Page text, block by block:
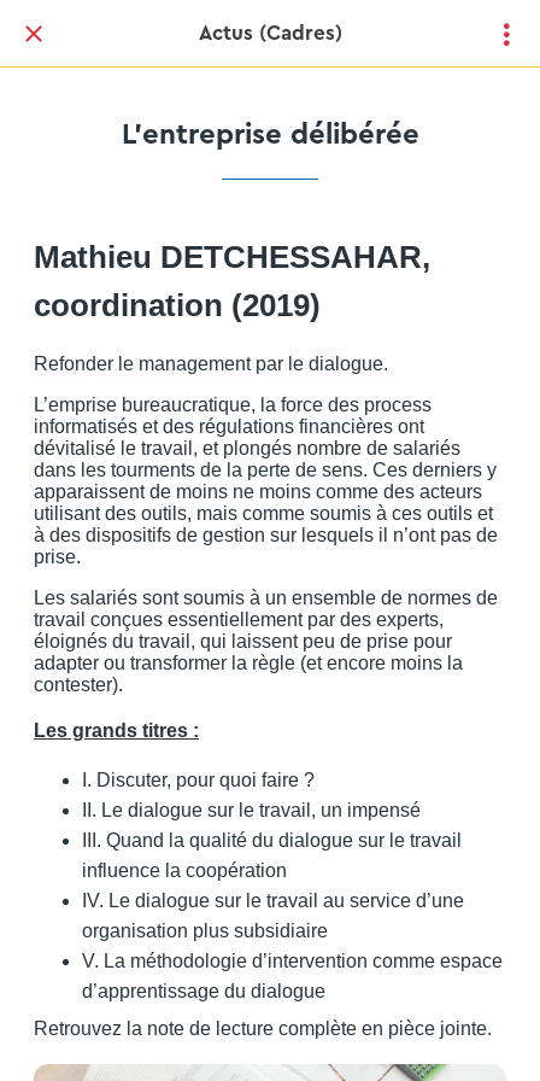
Actus (Cadres)
L’entreprise délibérée
Mathieu DETCHESSAHAR,
coordination (2019)
Refonder le management par le dialogue.
L’emprise bureaucratique, la force des process
informatisés et des régulations financières ont
dévitalisé le travail, et plongés nombre de salariés
dans les tourments de la perte de sens. Ces derniers y
apparaissent de moins ne moins comme des acteurs
utilisant des outils, mais comme soumis à ces outils et
à des dispositifs de gestion sur lesquels il n’ont pas de
prise.
Les salariés sont soumis à un ensemble de normes de
travail conçues essentiellement par des experts,
éloignés du travail, qui laissent peu de prise pour
adapter ou transformer la règle (et encore moins la
contester).
Les grands titres :
I. Discuter, pour quoi faire ?
II. Le dialogue sur le travail, un impensé
III. Quand la qualité du dialogue sur le travail
influence la coopération
IV. Le dialogue sur le travail au service d’une
organisation plus subsidiaire
V. La méthodologie d’intervention comme espace
d’apprentissage du dialogue
Retrouvez la note de lecture complète en pièce jointe.